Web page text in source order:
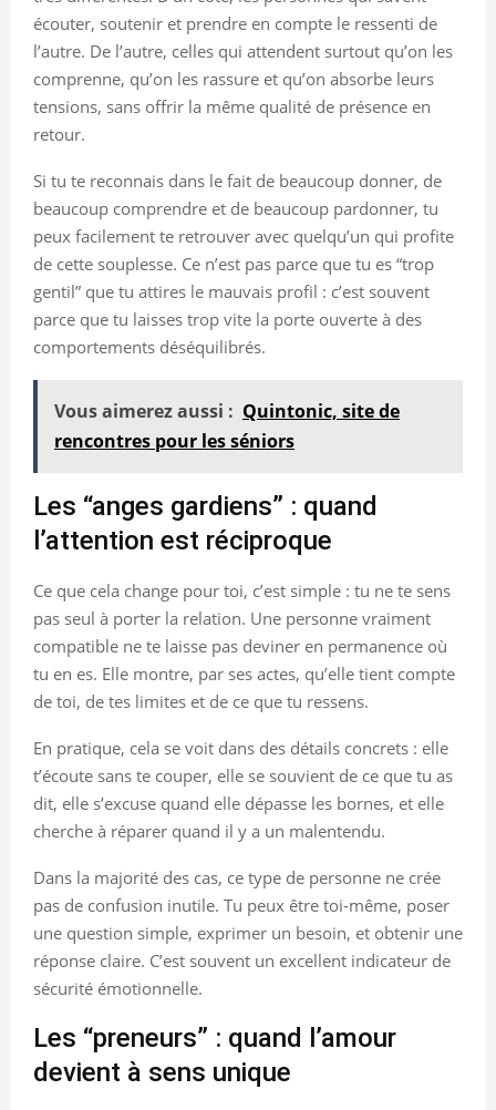
écouter, soutenir et prendre en compte le ressenti de
l’autre. De l’autre, celles qui attendent surtout qu’on les
comprenne, qu’on les rassure et qu’on absorbe leurs
tensions, sans offrir la même qualité de présence en
retour.
Si tu te reconnais dans le fait de beaucoup donner, de
beaucoup comprendre et de beaucoup pardonner, tu
peux facilement te retrouver avec quelqu’un qui profite
de cette souplesse. Ce n’est pas parce que tu es “trop
gentil” que tu attires le mauvais profil : c’est souvent
parce que tu laisses trop vite la porte ouverte à des
comportements déséquilibrés.
Vous aimerez aussi : Quintonic, site de
rencontres pour les séniors
Les “anges gardiens” : quand
l’attention est réciproque
Ce que cela change pour toi, c’est simple : tu ne te sens
pas seul à porter la relation. Une personne vraiment
compatible ne te laisse pas deviner en permanence où
tu en es. Elle montre, par ses actes, qu’elle tient compte
de toi, de tes limites et de ce que tu ressens.
En pratique, cela se voit dans des détails concrets : elle
t’écoute sans te couper, elle se souvient de ce que tu as
dit, elle s’excuse quand elle dépasse les bornes, et elle
cherche à réparer quand il y a un malentendu.
Dans la majorité des cas, ce type de personne ne crée
pas de confusion inutile. Tu peux être toi-même, poser
une question simple, exprimer un besoin, et obtenir une
réponse claire. C’est souvent un excellent indicateur de
sécurité émotionnelle.
Les “preneurs” : quand l’amour
devient à sens unique